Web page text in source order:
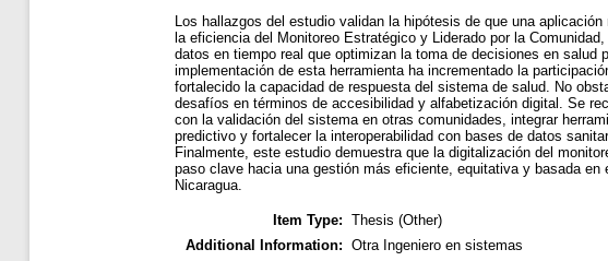
Los hallazgos del estudio validan la hipótesis de que una aplicación
la eficiencia del Monitoreo Estratégico y Liderado por la Comunidad,
datos en tiempo real que optimizan la toma de decisiones en salud
implementación de esta herramienta ha incrementado la
fortalecido la capacidad de respuesta del sistema de salud. No
desafíos en términos de accesibilidad y alfabetización digital. Se
con la validación del sistema en otras comunidades, integrar
predictivo y fortalecer la interoperabilidad con bases de datos
Finalmente, este estudio demuestra que la digitalización del
paso clave hacia una gestión más eficiente, equitativa y basada en
Nicaragua.
Item Type: Thesis (Other)
Additional Information: Otra Ingeniero en sistemas